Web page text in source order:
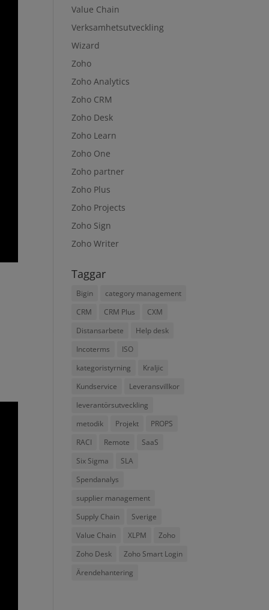
Value Chain
Verksamhetsutveckling
Wizard
Zoho
Zoho Analytics
Zoho CRM
Zoho Desk
Zoho Learn
Zoho One
Zoho partner
Zoho Plus
Zoho Projects
Zoho Sign
Zoho Writer
Taggar
Bigin
category management
CRM
CRM Plus
CXM
Distansarbete
Help desk
Incoterms
ISO
kategoristyrning
Kraljic
Kundservice
Leveransvillkor
leverantörsutveckling
metodik
Projekt
PROPS
RACI
Remote
SaaS
Six Sigma
SLA
Spendanalys
supplier management
Supply Chain
Sverige
Value Chain
XLPM
Zoho
Zoho Desk
Zoho Smart Login
Ärendehantering